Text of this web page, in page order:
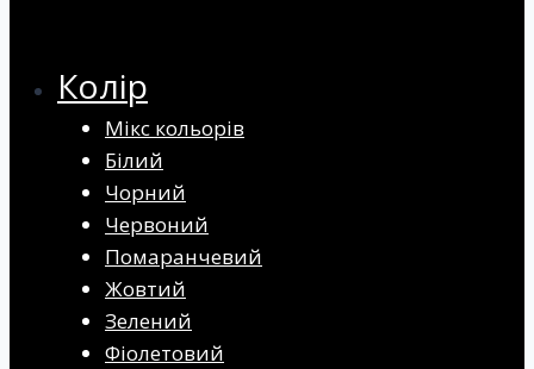
Колір
Мікс кольорів
Білий
Чорний
Червоний
Помаранчевий
Жовтий
Зелений
Фіолетовий